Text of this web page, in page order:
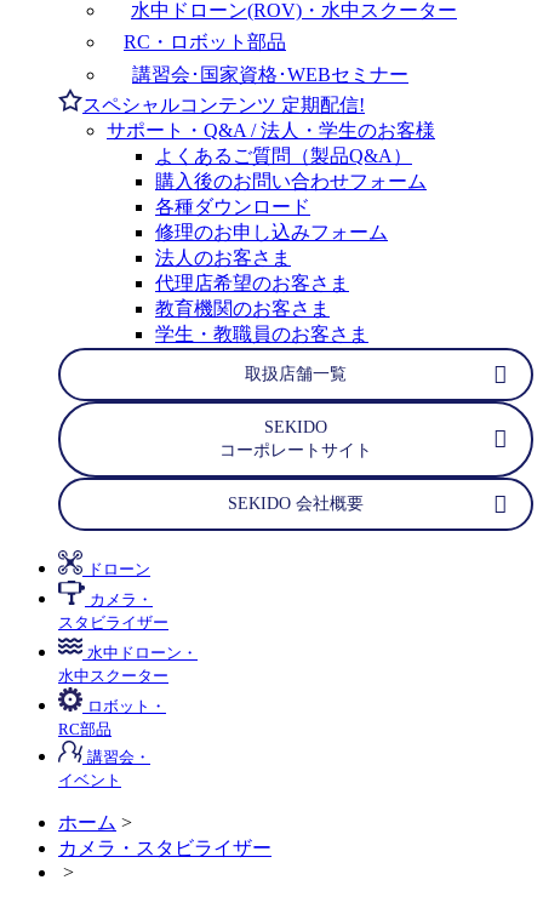
水中ドローン(ROV)・水中スクーター
RC・ロボット部品
講習会･国家資格･WEBセミナー
スペシャルコンテンツ 定期配信!
サポート・Q&A / 法人・学生のお客様
よくあるご質問（製品Q&A）
購入後のお問い合わせフォーム
各種ダウンロード
修理のお申し込みフォーム
法人のお客さま
代理店希望のお客さま
教育機関のお客さま
学生・教職員のお客さま
取扱店舗一覧
SEKIDO
コーポレートサイト
SEKIDO 会社概要
ドローン
カメラ・
スタビライザー
水中ドローン・
水中スクーター
ロボット・
RC部品
講習会・
イベント
ホーム >
カメラ・スタビライザー
>